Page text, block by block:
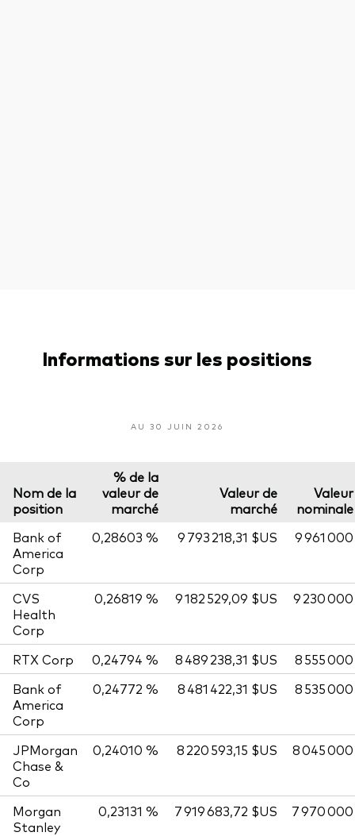
Informations sur les positions
AU 30 JUIN 2026
Nom de la
position
% de la
valeur de
marché
Valeur de
marché
Valeur
nominale
Bank of
America
Corp
0,28603 % 9 793 218,31 $US 9 961 000
CVS
Health
Corp
0,26819 % 9 182 529,09 $US 9 230 000
RTX Corp 0,24794 % 8 489 238,31 $US
8 555 000
Bank of
America
Corp
0,24772 % 8 481 422,31 $US 8 535 000
JPMorgan
Chase &
Co
0,24010 % 8 220 593,15 $US 8 045 000
Morgan
Stanley
0,23131 % 7 919 683,72 $US 7 970 000